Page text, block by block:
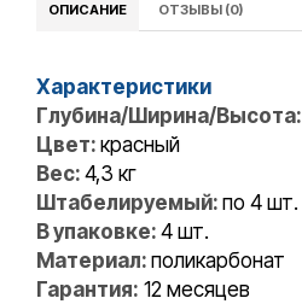
ОПИСАНИЕ ОТЗЫВЫ (0)
Характеристики
Глубина/Ширина/Высота:
Цвет: красный
Вес: 4,3 кг
Штабелируемый: по 4 шт.
В упаковке: 4 шт.
Материал: поликарбонат
Гарантия: 12 месяцев